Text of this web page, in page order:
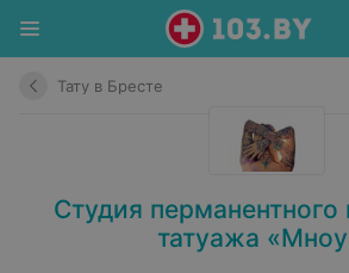
Тату в Бресте
Студия
татуажа